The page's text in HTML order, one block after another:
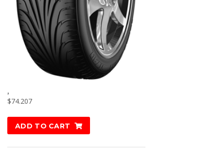
,
$74.207
ADD TO CART